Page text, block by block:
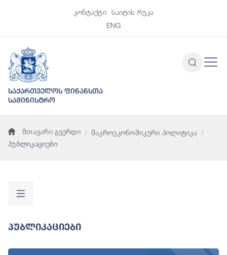
კონტაქტი
საიტის რუკა
ENG
საქართველოს ფინანსთა
სამინისტრო
მთავარი გვერდი
მაკროეკონომიკური პოლიტიკა
პუბლიკაციები
Პუბლიკაციები